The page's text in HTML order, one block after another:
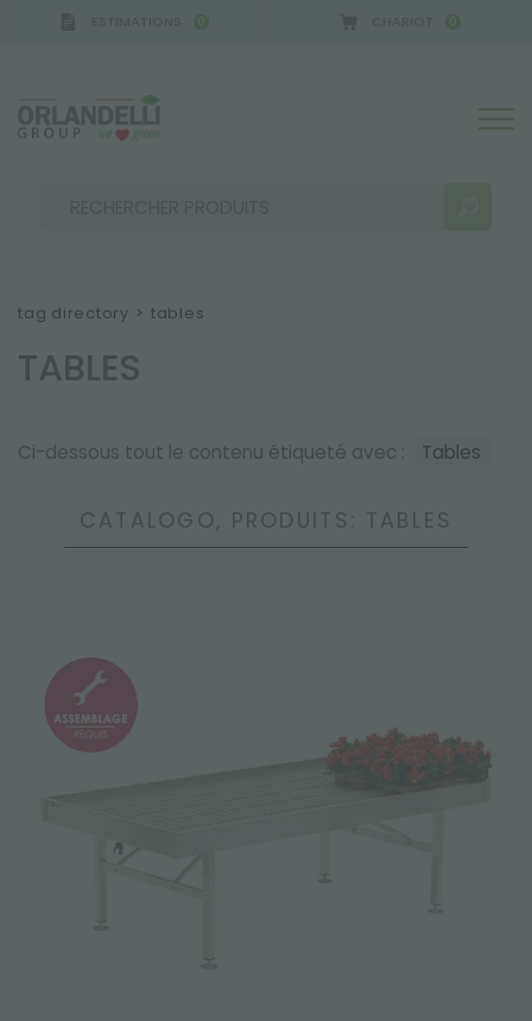
0 0
RÉSULTATS DE RECHERCHE:
tag directory > tables
TABLES
Ci-dessous tout le contenu étiqueté avec : Tables
CATALOGO, PRODUITS: TABLES